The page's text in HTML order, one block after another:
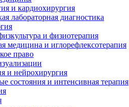
и кардиохирургия
лабораторная диагностика
и физиотерапия
медицина и иглорефлексотерапия
право
и нейрохирургия
состояния и интенсивная терапия